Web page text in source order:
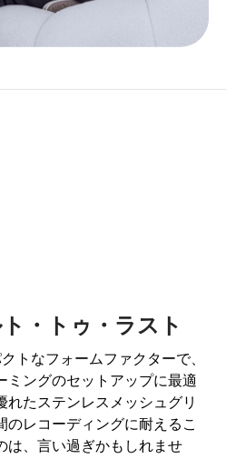
・トゥ・ラスト
トなフォームファクターで、
ミングのセットアップに最適
たステンレスメッシュグリ
レコーディングに耐えるこ
は、言い過ぎかもしれませ